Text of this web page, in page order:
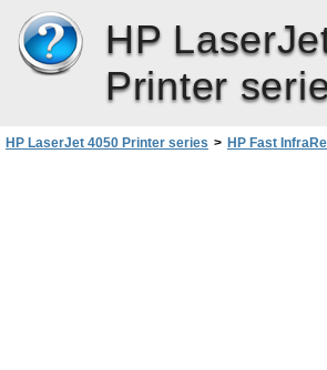
HP
Printer
HP LaserJet 4050 Printer series > HP Fast